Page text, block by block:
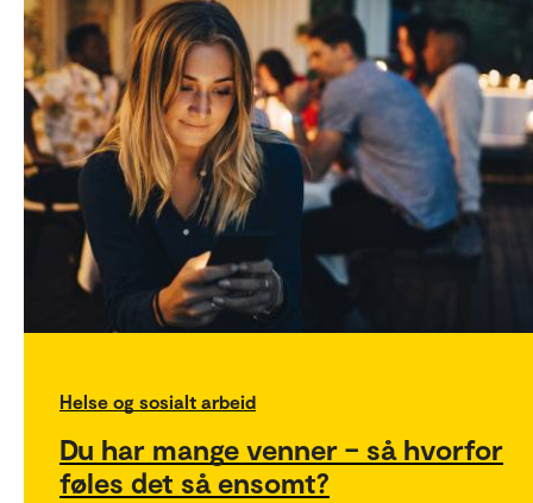
Helse og sosialt arbeid
Du har mange venner – så hvorfor
føles det så ensomt?